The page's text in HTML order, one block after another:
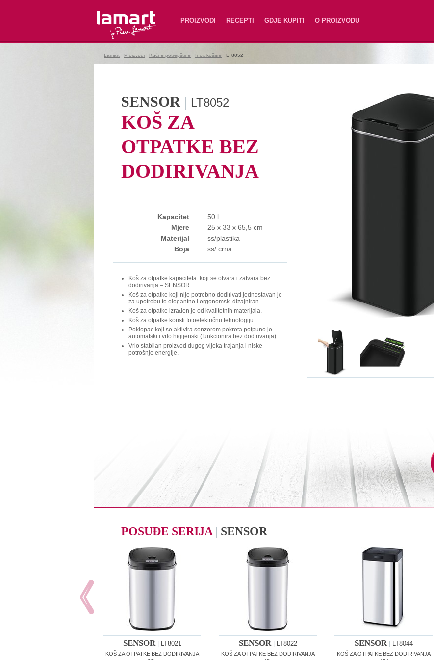
Lamart PROIZVODI RECEPTI GDJE KUPITI
O PROIZVODU
Lamart Proizvodi Kućne potrepštine Inox košare LT8052
SENSOR | LT8052
KOŠ ZA
OTPATKE BEZ
DODIRIVANJA
Kapacitet
50 l
Mjere
25 x 33 x 65,5 cm
Materijal
ss/plastika
Boja
ss/ crna
Koš za otpatke kapaciteta koji se otvara i zatvara bez
dodirivanja – SENSOR.
Koš za otpatke koji nije potrebno dodirivati jednostavan je
za upotrebu te elegantno i ergonomski dizajniran.
Koš za otpatke izrađen je od kvalitetnih materijala.
Koš za otpatke koristi fotoelektričnu tehnologiju.
Poklopac koji se aktivira senzorom pokreta potpuno je
automatski i vrlo higijenski (funkcionira bez dodirivanja).
Vrlo stabilan proizvod dugog vijeka trajanja i niske
potrošnje energije.
POSUĐE SERIJA | SENSOR
SENSOR| LT8021
KOŠ ZA OTPATKE BEZ DODIRIVANJA
SENSOR| LT8022
KOŠ ZA OTPATKE BEZ DODIRIVANJA
SENSOR| LT8044
KOŠ ZA OTPATKE BEZ DODIRIVANJA